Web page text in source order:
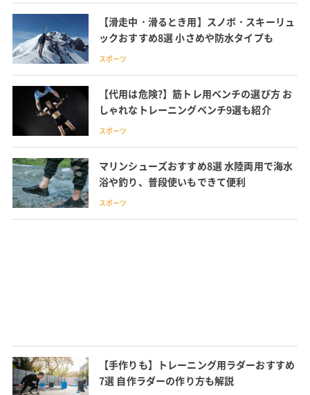
【滑走中・滑るとき用】スノボ・スキーリュ
ックおすすめ8選 小さめや防水タイプも
スポーツ
【代用は危険?】筋トレ用ベンチの選び方 お
しゃれなトレーニングベンチ9選も紹介
スポーツ
マリンシューズおすすめ8選 水陸両用で海水
浴や釣り、普段使いもできて便利
スポーツ
【手作りも】トレーニング用ラダーおすすめ
7選 自作ラダーの作り方も解説